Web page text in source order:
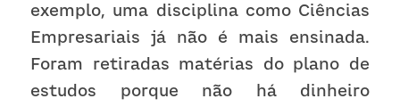
exemplo, uma disciplina como Ciências
Empresariais já não é mais ensinada.
Foram retiradas matérias do plano de
estudos porque não há dinheiro